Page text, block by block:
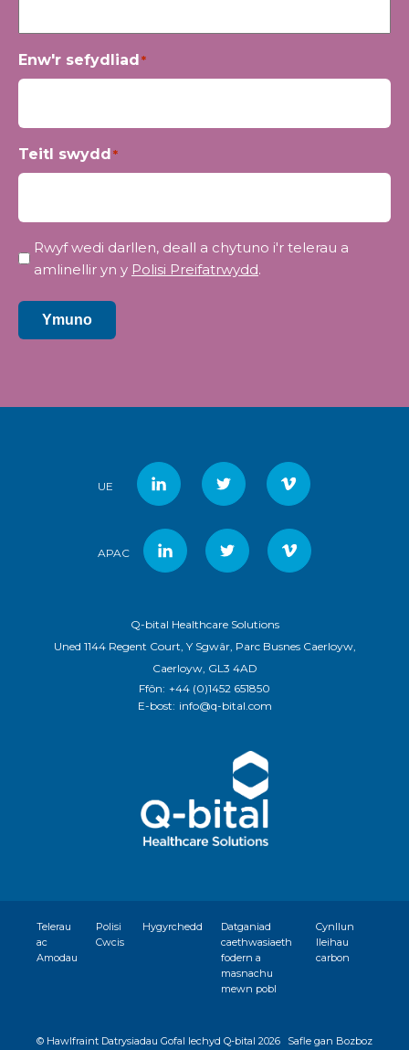
Enw'r sefydliad*
Teitl swydd*
Preifatrwydd*
Rwyf wedi darllen, deall a chytuno i'r telerau a
amlinellir yn y Polisi Preifatrwydd.
Ymuno
UE
APAC
Q-bital Healthcare Solutions
Uned 1144 Regent Court, Y Sgwâr, Parc Busnes Caerloyw,
Caerloyw, GL3 4AD
Ffôn: +44 (0)1452 651850
E-bost: info@q-bital.com
Telerau
ac
Amodau
Polisi
Cwcis
Hygyrchedd
Datganiad
caethwasiaeth
fodern a
masnachu
mewn pobl
Cynllun
lleihau
carbon
© Hawlfraint Datrysiadau Gofal Iechyd Q-bital 2026 Safle gan Bozboz